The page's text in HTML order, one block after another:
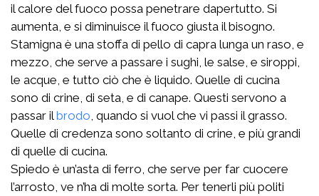
il calore del fuoco possa penetrare dapertutto. Si
aumenta, e si diminuisce il fuoco giusta il bisogno.
Stamigna è una stoffa di pello di capra lunga un raso, e
mezzo, che serve a passare i sughi, le salse, e siroppi,
le acque, e tutto ciò che è liquido. Quelle di cucina
sono di crine, di seta, e di canape. Questi servono a
passar ilbrodo , quando si vuol che vi passi il grasso.
Quelle di credenza sono soltanto di crine, e più grandi
di quelle di cucina.
Spiedo è un’asta di ferro, che serve per far cuocere
l’arrosto, ve n’ha di molte sorta. Per tenerli più politi